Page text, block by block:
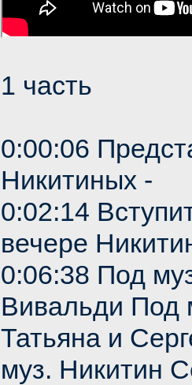
1 часть
0:00:06
Никитиных -
0:02:14
вечере
0:06:38 Под
Вивальди Под
Татьяна и
муз. Никитин